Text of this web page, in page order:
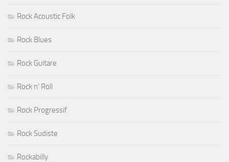
Rock Acoustic Folk
Rock Blues
Rock Guitare
Rock n' Roll
Rock Progressif
Rock Sudiste
Rockabilly